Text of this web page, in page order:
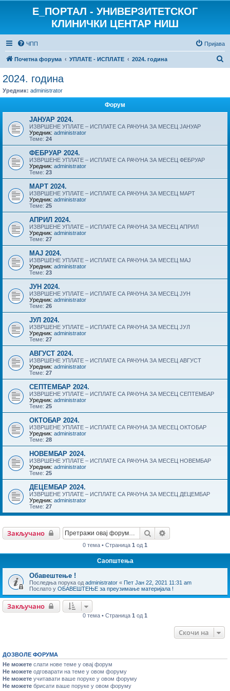
E_ПОРТАЛ - УНИВЕРЗИТЕТСКОГ
КЛИНИЧКИ ЦЕНТАР НИШ
ЧПП Пријава
Почетна форума УПЛАТЕ - ИСПЛАТЕ 2024. година
а
2024. година
Уредник: administrator
Форум
ЈАНУАР 2024.
ИЗВРШЕНЕ УПЛАТЕ – ИСПЛАТЕ СА РАЧУНА ЗА МЕСЕЦ ЈАНУАР
Уредник: administrator
Теме: 24
ФЕБРУАР 2024.
ИЗВРШЕНЕ УПЛАТЕ – ИСПЛАТЕ СА РАЧУНА ЗА МЕСЕЦ ФЕБРУАР
Уредник: administrator
Теме: 23
МАРТ 2024.
ИЗВРШЕНЕ УПЛАТЕ – ИСПЛАТЕ СА РАЧУНА ЗА МЕСЕЦ МАРТ
Уредник: administrator
Теме: 25
АПРИЛ 2024.
ИЗВРШЕНЕ УПЛАТЕ – ИСПЛАТЕ СА РАЧУНА ЗА МЕСЕЦ АПРИЛ
Уредник: administrator
Теме: 27
МАЈ 2024.
ИЗВРШЕНЕ УПЛАТЕ – ИСПЛАТЕ СА РАЧУНА ЗА МЕСЕЦ МАЈ
Уредник: administrator
Теме: 23
ЈУН 2024.
ИЗВРШЕНЕ УПЛАТЕ – ИСПЛАТЕ СА РАЧУНА ЗА МЕСЕЦ ЈУН
Уредник: administrator
Теме: 26
ЈУЛ 2024.
ИЗВРШЕНЕ УПЛАТЕ – ИСПЛАТЕ СА РАЧУНА ЗА МЕСЕЦ ЈУЛ
Уредник: administrator
Теме: 27
АВГУСТ 2024.
ИЗВРШЕНЕ УПЛАТЕ – ИСПЛАТЕ СА РАЧУНА ЗА МЕСЕЦ АВГУСТ
Уредник: administrator
Теме: 27
СЕПТЕМБАР 2024.
ИЗВРШЕНЕ УПЛАТЕ – ИСПЛАТЕ СА РАЧУНА ЗА МЕСЕЦ СЕПТЕМБАР
Уредник: administrator
Теме: 25
ОКТОБАР 2024.
ИЗВРШЕНЕ УПЛАТЕ – ИСПЛАТЕ СА РАЧУНА ЗА МЕСЕЦ ОКТОБАР
Уредник: administrator
Теме: 28
НОВЕМБАР 2024.
ИЗВРШЕНЕ УПЛАТЕ – ИСПЛАТЕ СА РАЧУНА ЗА МЕСЕЦ НОВЕМБАР
Уредник: administrator
Теме: 25
ДЕЦЕМБАР 2024.
ИЗВРШЕНЕ УПЛАТЕ – ИСПЛАТЕ СА РАЧУНА ЗА МЕСЕЦ ДЕЦЕМБАР
Уредник: administrator
Теме: 27
Закључано Претрага
0 тема • Страница 1 од 1
Саопштења
Обавештење !
Последња порука од administrator « Пет Јан 22, 2021 11:31 am
Послато у ОБАВЕШТЕЊЕ за преузимање материјала !
Закључано
0 тема • Страница 1 од 1
Скочи на
ДОЗВОЛЕ ФОРУМА
Не можете слати нове теме у овај форум
Не можете одговарати на теме у овом форуму
Не можете учитавати ваше поруке у овом форуму
Не можете брисати ваше поруке у овом форуму